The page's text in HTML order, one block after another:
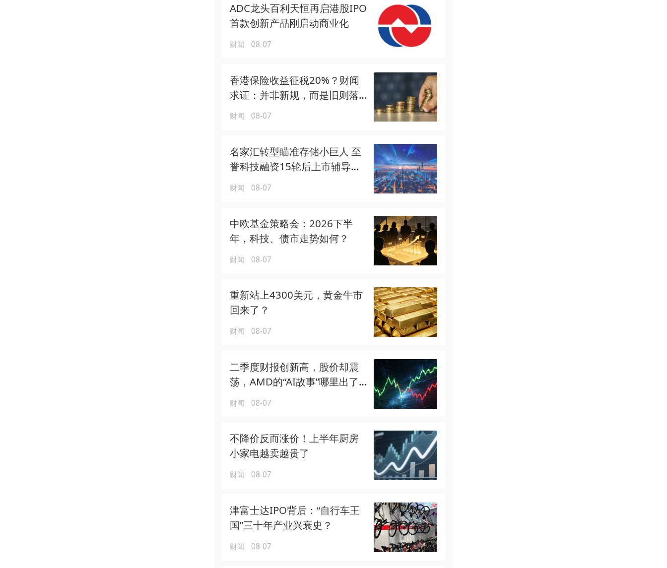
ADC龙头百利天恒再启港股IPO
首款创新产品刚启动商业化
财闻 08-07
香港保险收益征税20%？财闻
求证：并非新规，而是旧则落
地
财闻 08-07
名家汇转型瞄准存储小巨人 至
誉科技融资15轮后上市辅导三
年至今未果
财闻 08-07
中欧基金策略会：2026下半
年，科技、债市走势如何？
财闻 08-07
重新站上4300美元，黄金牛市
回来了？
财闻 08-07
二季度财报创新高，股价却震
荡，AMD的“AI故事”哪里出了
问题？
财闻 08-07
不降价反而涨价！上半年厨房
小家电越卖越贵了
财闻 08-07
津富士达IPO背后：“自行车王
国”三十年产业兴衰史？
财闻 08-07